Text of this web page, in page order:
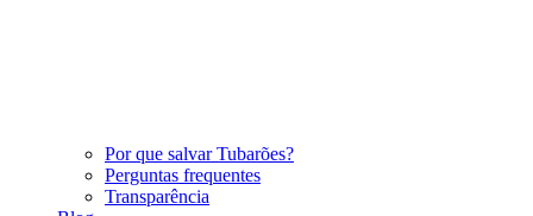
Por que salvar Tubarões?
Perguntas frequentes
Transparência